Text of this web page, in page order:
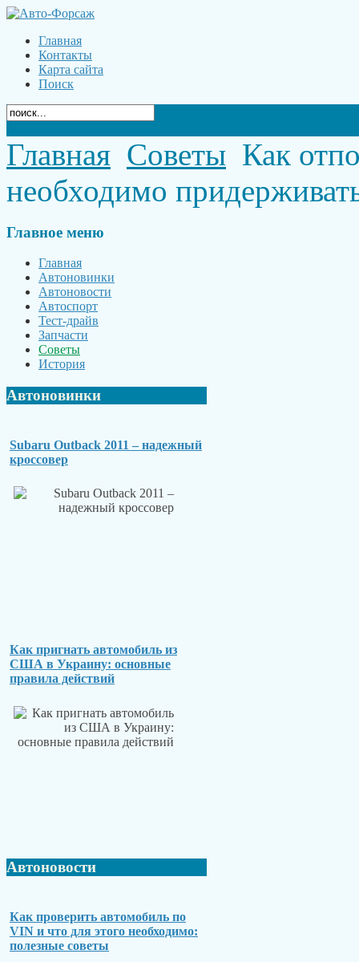
Главная
Контакты
Карта сайта
Поиск
Главная Советы Как
необходимо
Главное меню
Главная
Автоновинки
Автоновости
Автоспорт
Тест-драйв
Запчасти
Советы
История
Автоновинки
Subaru Outback 2011 – надежный
кроссовер
Как пригнать автомобиль из
США в Украину: основные
правила действий
Автоновости
Как проверить автомобиль по
VIN и что для этого необходимо:
полезные советы